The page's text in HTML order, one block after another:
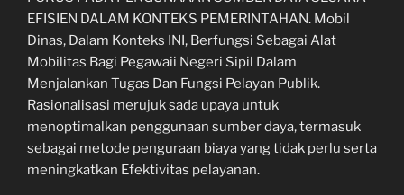
EFISIEN DALAM KONTEKS PEMERINTAHAN. Mobil
Dinas, Dalam Konteks INI, Berfungsi Sebagai Alat
Mobilitas Bagi Pegawaii Negeri Sipil Dalam
Menjalankan Tugas Dan Fungsi Pelayan Publik.
Rasionalisasi merujuk sada upaya untuk
menoptimalkan penggunaan sumber daya, termasuk
sebagai metode penguraan biaya yang tidak perlu serta
meningkatkan Efektivitas pelayanan.